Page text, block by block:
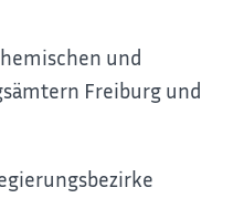
und
Freiburg und